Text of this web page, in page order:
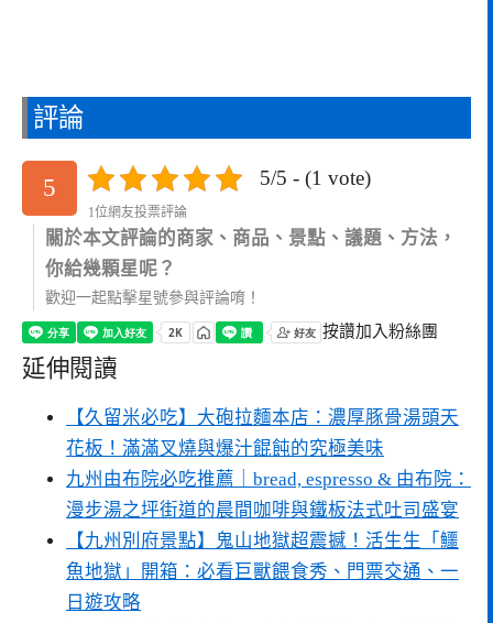
評論
5 5/5 - (1 vote)
1位網友投票評論
關於本文評論的商家、商品、景點、議題、方法，
你給幾顆星呢？
歡迎一起點擊星號參與評論唷！
按讚加入粉絲團
延伸閱讀
【久留米必吃】大砲拉麵本店：濃厚豚骨湯頭天
花板！滿滿叉燒與爆汁餛飩的究極美味
九州由布院必吃推薦｜bread, espresso & 由布院：
漫步湯之坪街道的晨間咖啡與鐵板法式吐司盛宴
【九州別府景點】鬼山地獄超震撼！活生生「鱷
魚地獄」開箱：必看巨獸餵食秀、門票交通、一
日遊攻略